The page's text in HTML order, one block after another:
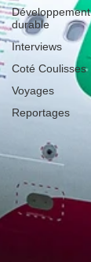
Développement
durable
Interviews
Coté Coulisses
Voyages
Reportages